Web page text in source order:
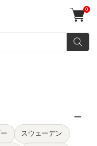
0
スウェーデン